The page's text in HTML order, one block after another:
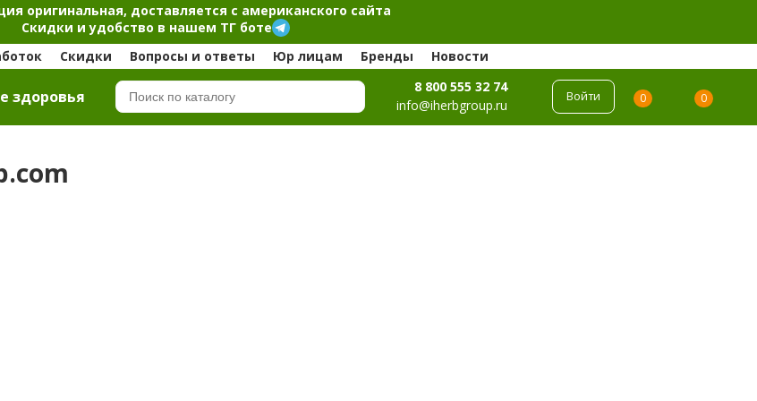
оригинальная, доставляется с американского сайта
Скидки и удобство в нашем ТГ боте
Скидки Вопросы и ответы Юр лицам Бренды Новости
здоровья
8 800 555 32 74
info@iherbgroup.ru
Войти 0 0